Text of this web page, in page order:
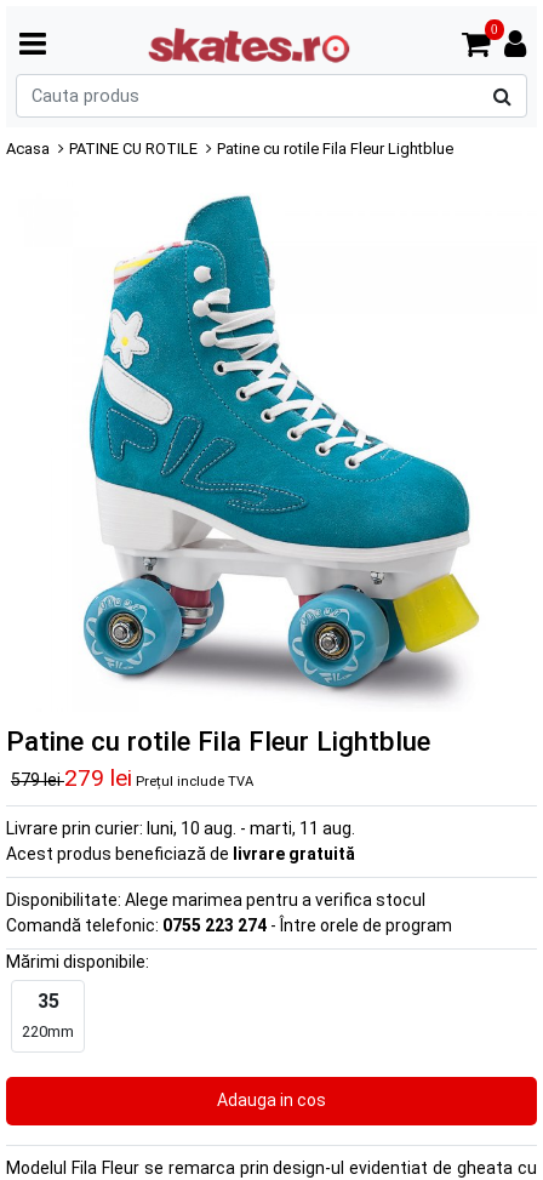
0
Acasa PATINE CU ROTILE Patine cu rotile Fila Fleur Lightblue
Patine cu rotile Fila Fleur Lightblue
579 lei279 lei Prețul include TVA
Livrare prin curier: luni, 10 aug. - marti, 11 aug.
Acest produs beneficiază de livrare gratuită
Disponibilitate: Alege marimea pentru a verifica stocul
Comandă telefonic: 0755 223 274 - Între orele de program
Mărimi disponibile:
35
220mm
Modelul Fila Fleur se remarca prin design-ul evidentiat de gheata cu